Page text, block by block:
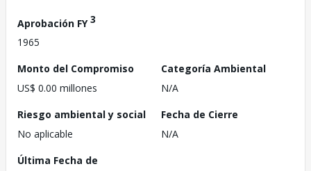
Aprobación FY3
1965
Monto del Compromiso
US$ 0.00 millones
Categoría Ambiental
N/A
Riesgo ambiental y social
No aplicable
Fecha de Cierre
N/A
Última Fecha de